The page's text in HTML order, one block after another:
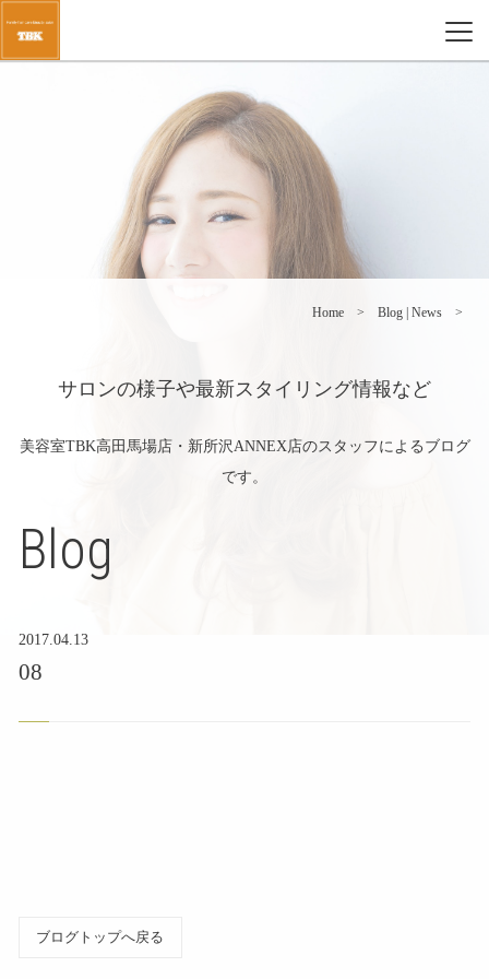
Home Blog | News
サロンの様子や最新スタイリング情報など
美容室TBK高田馬場店・新所沢ANNEX店のスタッフによるブログ
です。
Blog
2017.04.13
08
ブログトップへ戻る